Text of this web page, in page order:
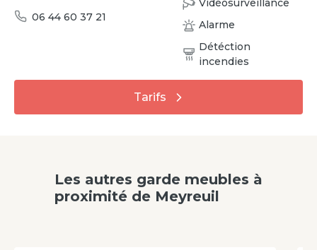
06 44 60 37 21
Vidéosurveillance
Alarme
Détéction
incendies
Tarifs
Les autres garde meubles à
proximité de Meyreuil